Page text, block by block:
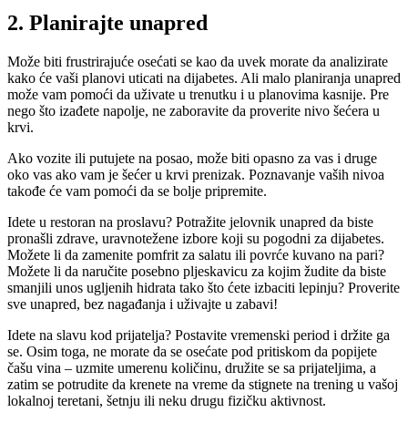
2. Planirajte unapred
Može biti frustrirajuće osećati se kao da uvek morate da analizirate
kako će vaši planovi uticati na dijabetes. Ali malo planiranja unapred
može vam pomoći da uživate u trenutku i u planovima kasnije. Pre
nego što izađete napolje, ne zaboravite da proverite nivo šećera u
krvi.
Ako vozite ili putujete na posao, može biti opasno za vas i druge
oko vas ako vam je šećer u krvi prenizak. Poznavanje vaših nivoa
takođe će vam pomoći da se bolje pripremite.
Idete u restoran na proslavu? Potražite jelovnik unapred da biste
pronašli zdrave, uravnotežene izbore koji su pogodni za dijabetes.
Možete li da zamenite pomfrit za salatu ili povrće kuvano na pari?
Možete li da naručite posebno pljeskavicu za kojim žudite da biste
smanjili unos ugljenih hidrata tako što ćete izbaciti lepinju? Proverite
sve unapred, bez nagađanja i uživajte u zabavi!
Idete na slavu kod prijatelja? Postavite vremenski period i držite ga
se. Osim toga, ne morate da se osećate pod pritiskom da popijete
čašu vina – uzmite umerenu količinu, družite se sa prijateljima, a
zatim se potrudite da krenete na vreme da stignete na trening u vašoj
lokalnoj teretani, šetnju ili neku drugu fizičku aktivnost.